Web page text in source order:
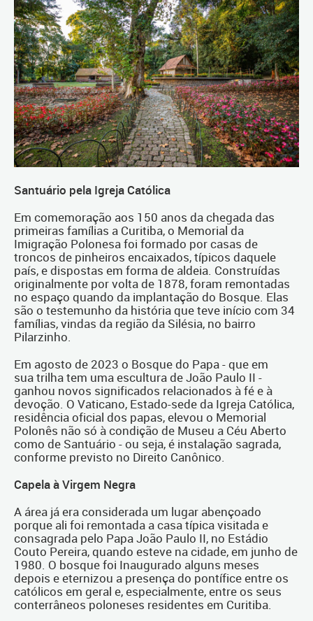
Santuário pela Igreja Católica
Em comemoração aos 150 anos da chegada das
primeiras famílias a Curitiba, o Memorial da
Imigração Polonesa foi formado por casas de
troncos de pinheiros encaixados, típicos daquele
país, e dispostas em forma de aldeia. Construídas
originalmente por volta de 1878, foram remontadas
no espaço quando da implantação do Bosque. Elas
são o testemunho da história que teve início com 34
famílias, vindas da região da Silésia, no bairro
Pilarzinho.
Em agosto de 2023 o Bosque do Papa - que em
sua trilha tem uma escultura de João Paulo II -
ganhou novos significados relacionados à fé e à
devoção. O Vaticano, Estado-sede da Igreja Católica,
residência oficial dos papas, elevou o Memorial
Polonês não só à condição de Museu a Céu Aberto
como de Santuário - ou seja, é instalação sagrada,
conforme previsto no Direito Canônico.
Capela à Virgem Negra
A área já era considerada um lugar abençoado
porque ali foi remontada a casa típica visitada e
consagrada pelo Papa João Paulo II, no Estádio
Couto Pereira, quando esteve na cidade, em junho de
1980. O bosque foi Inaugurado alguns meses
depois e eternizou a presença do pontífice entre os
católicos em geral e, especialmente, entre os seus
conterrâneos poloneses residentes em Curitiba.